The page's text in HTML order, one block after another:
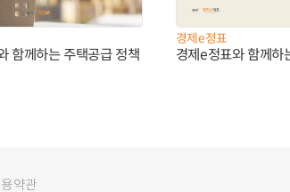
함께하는 주택공급 정책
경제e정표
경제e정표와 함께하
약관